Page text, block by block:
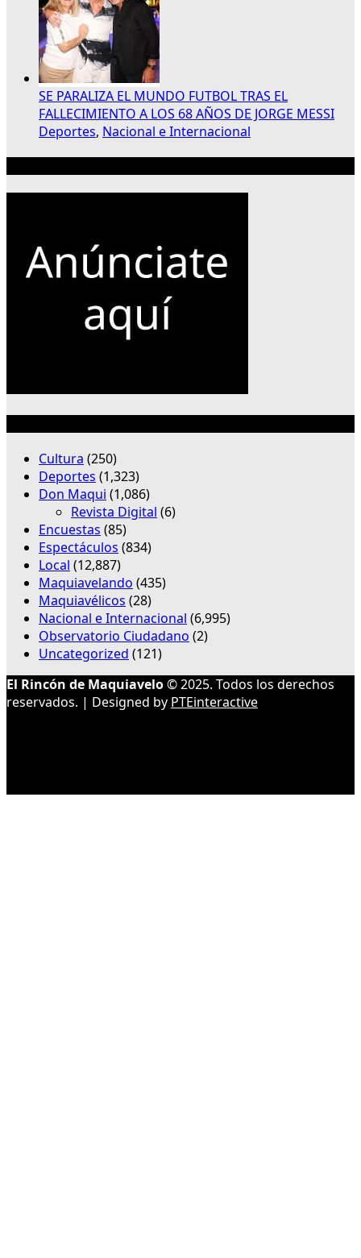
SE PARALIZA EL MUNDO FUTBOL TRAS EL
FALLECIMIENTO A LOS 68 AÑOS DE JORGE MESSI
Deportes, Nacional e Internacional
Cultura (250)
Deportes (1,323)
Don Maqui (1,086)
Revista Digital (6)
Encuestas (85)
Espectáculos (834)
Local (12,887)
Maquiavelando (435)
Maquiavélicos (28)
Nacional e Internacional (6,995)
Observatorio Ciudadano (2)
Uncategorized (121)
El Rincón de Maquiavelo© 2025. Todos los derechos
reservados. | Designed by PTEinteractive